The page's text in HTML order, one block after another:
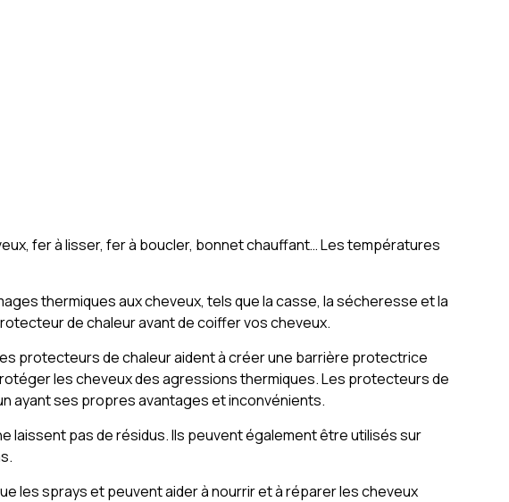
fer à lisser, fer à boucler, bonnet chauffant… Les températures
thermiques aux cheveux, tels que la casse, la sécheresse et la
de chaleur avant de coiffer vos cheveux.
protecteurs de chaleur aident à créer une barrière protectrice
les cheveux des agressions thermiques. Les protecteurs de
ayant ses propres avantages et inconvénients.
laissent pas de résidus. Ils peuvent également être utilisés sur
les sprays et peuvent aider à nourrir et à réparer les cheveux